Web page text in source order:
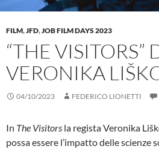
FILM,JFD,JOB FILM DAYS 2023
“THE VISITORS”
VERONIKA
04/10/2023 FEDERICO LIONETTI
In The Visitors la regista Veronika
possa essere l’impatto delle scienze